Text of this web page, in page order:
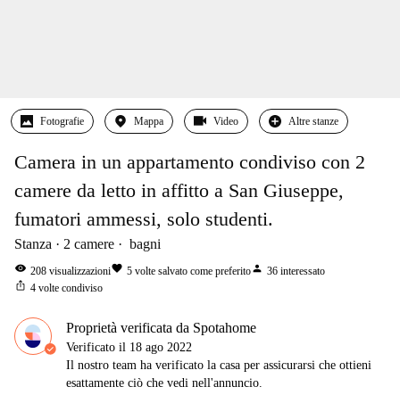
Fotografie Mappa Video Altre stanze
Camera in un appartamento condiviso con 2
camere da letto in affitto a San Giuseppe,
fumatori ammessi, solo studenti.
Stanza 2 camere bagni
visibility 208 visualizzazionifavorite 5 volte salvato come preferitoperson 36 interessato
ios_share 4 volte condiviso
Proprietà verificata da Spotahome
Verificato il 18 ago 2022
Il nostro team ha verificato la casa per assicurarsi che ottieni
esattamente ciò che vedi nell'annuncio.